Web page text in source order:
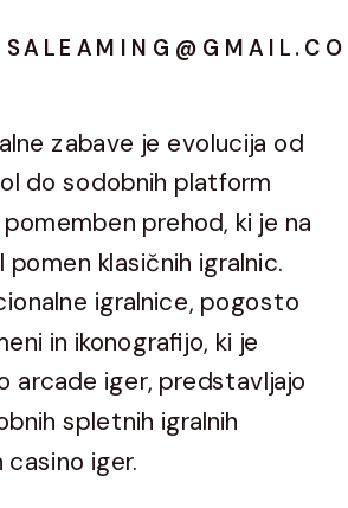
zabave je evolucija od
do sodobnih platform
prehod, ki je na
klasičnih igralnic.
igralnice, pogosto
in ikonografijo, ki je
arcade iger, predstavljajo
spletnih igralnih
iger.